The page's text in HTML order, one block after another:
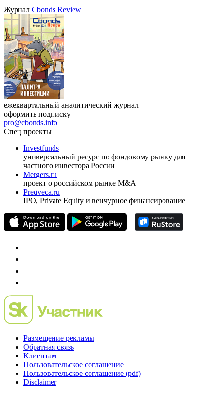
Журнал Cbonds Review
ежеквартальный аналитический журнал
оформить подписку
pro@cbonds.info
Спец проекты
Investfunds
универсальный ресурс по фондовому рынку для
частного инвестора России
Mergers.ru
проект о российском рынке M&A
Preqveca.ru
IPO, Private Equity и венчурное финансирование
Размещение рекламы
Обратная связь
Клиентам
Пользовательское соглашение
Пользовательское соглашение (pdf)
Disclaimer